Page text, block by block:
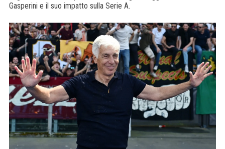
Gasperini e il suo impatto sulla Serie A.